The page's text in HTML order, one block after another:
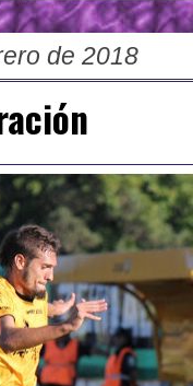
de 2018